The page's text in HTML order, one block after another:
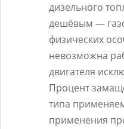
дизельного
дешёвым —
физических
невозможна
двигателя
Процент
типа
применения